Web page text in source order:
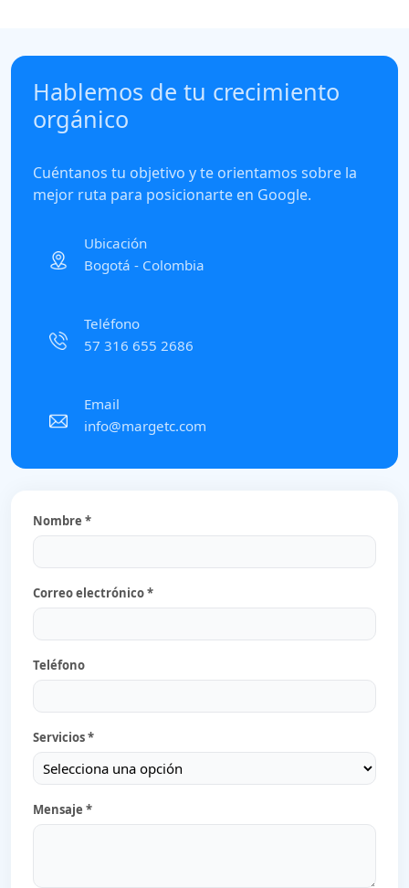
Hablemos de tu crecimiento
orgánico
Cuéntanos tu objetivo y te orientamos sobre la
mejor ruta para posicionarte en Google.
Ubicación
Bogotá - Colombia
Teléfono
57 316 655 2686
Email
info@margetc.com
Nombre *
Correo electrónico *
Teléfono
Servicios *
Mensaje *